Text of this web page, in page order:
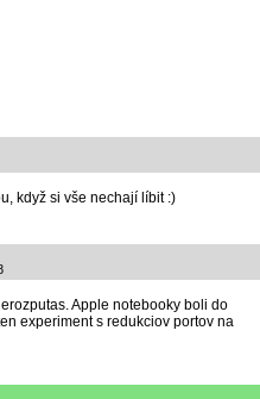
když si vše nechají líbit :)
Apple notebooky boli do
experiment s redukciov portov na